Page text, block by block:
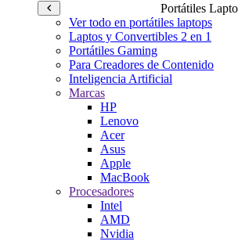
Portátiles
Ver todo en portátiles laptops
Laptos y Convertibles 2 en 1
Portátiles Gaming
Para Creadores de Contenido
Inteligencia Artificial
Marcas
HP
Lenovo
Acer
Asus
Apple
MacBook
Procesadores
Intel
AMD
Nvidia